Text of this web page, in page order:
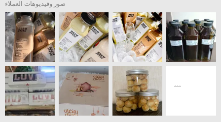
صور وفيديوهات العملاء